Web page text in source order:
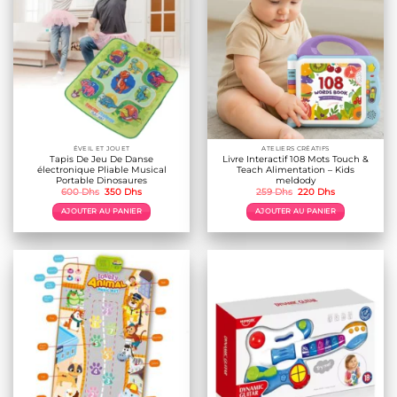
Les
options
peuvent
être
choisies
sur
la
page
du
produit
ÉVEIL ET JOUET
Tapis De Jeu De Danse
électronique Pliable Musical
Portable Dinosaures
600Dhs Le
initial
était :
600 Dhs.
350 DhsLe
actuel
est :
350 Dhs.
AJOUTER AU PANIER
ATELIERS CRÉATIFS
Livre Interactif 108 Mots Touch &
Teach Alimentation – Kids
meldody
259Dhs Le
initial
était :
259 Dhs.
220 DhsLe
actuel
est :
220 Dhs.
AJOUTER AU PANIER